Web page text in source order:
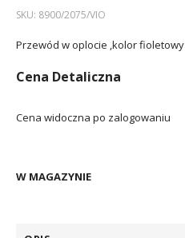
SKU: 8900/2075/VIO
Przewód w oplocie ,kolor fioletowy
Cena Detaliczna
Cena widoczna po zalogowaniu
W MAGAZYNIE